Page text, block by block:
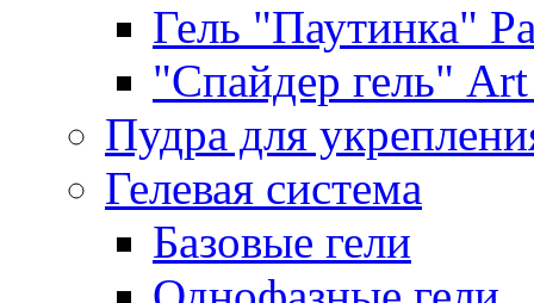
Гель "Паутинка"
"Спайдер гель"
Пудра для
Гелевая система
Базовые гели